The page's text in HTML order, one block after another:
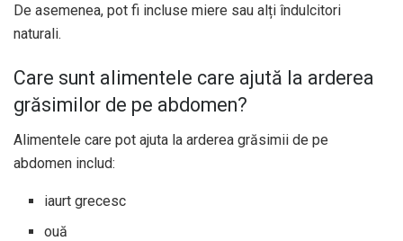
De asemenea, pot fi incluse miere sau alți îndulcitori
naturali.
Care sunt alimentele care ajută la arderea
grăsimilor de pe abdomen?
Alimentele care pot ajuta la arderea grăsimii de pe
abdomen includ:
iaurt grecesc
ouă